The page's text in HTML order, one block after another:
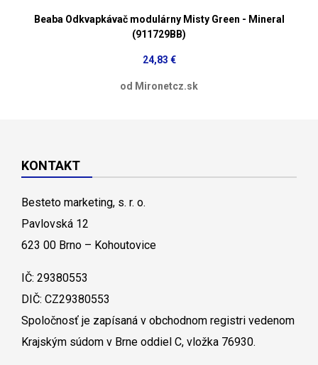
Beaba Odkvapkávač modulárny Misty Green - Mineral
(911729BB)
24,83 €
od Mironetcz.sk
KONTAKT
Besteto marketing, s. r. o.
Pavlovská 12
623 00 Brno – Kohoutovice
IČ: 29380553
DIČ: CZ29380553
Spoločnosť je zapísaná v obchodnom registri vedenom
Krajským súdom v Brne oddiel C, vložka 76930.